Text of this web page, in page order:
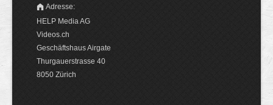
Adresse:
HELP Media AG
Videos.ch
Geschäftshaus Airgate
Thurgauerstrasse 40
8050 Zürich